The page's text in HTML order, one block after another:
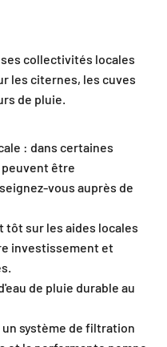
collectivités locales
les citernes, les cuves
de pluie.
: dans certaines
être
vous auprès de
tôt sur les aides locales
investissement et
de pluie durable au
système de filtration